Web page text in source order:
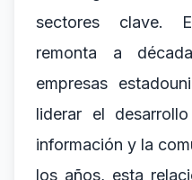
sectores clave.
remonta a
empresas
liderar el
información y la
los años, esta